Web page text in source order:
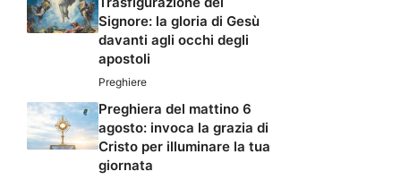
Signore: la gloria di Gesù
davanti agli occhi degli
apostoli
Preghiere
Preghiera del mattino 6
agosto: invoca la grazia di
Cristo per illuminare la tua
giornata